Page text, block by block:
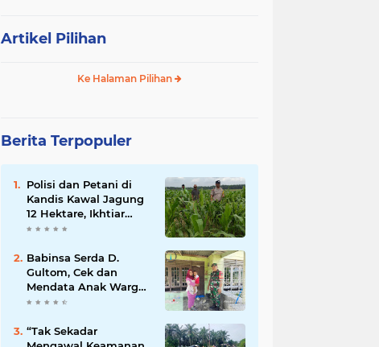
Artikel Pilihan
Ke Halaman Pilihan
Berita Terpopuler
Polisi dan Petani di
Kandis Kawal Jagung
12 Hektare, Ikhtiar
Menjaga Ketahanan
Babinsa Serda D.
Gultom, Cek dan
Mendata Anak Warga
Yang Stunting
“Tak Sekadar